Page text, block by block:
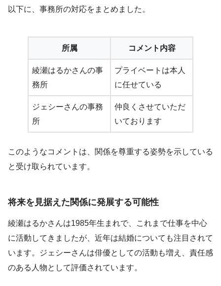
以下に、事務所の対応をまとめました。
所属 コメント内容
綾瀬はるかさんの事
務所
プライベートは本人
に任せている
ジェシーさんの事務
所
仲良くさせていただ
いております
このようなコメントは、関係を尊重する姿勢を示している
と受け取られています。
将来を見据えた関係に発展する可能性
綾瀬はるかさんは1985年生まれで、これまで仕事を中心
に活動してきましたが、近年は結婚についても注目されて
います。ジェシーさんは俳優としての活動も増え、責任感
のある人物として評価されています。